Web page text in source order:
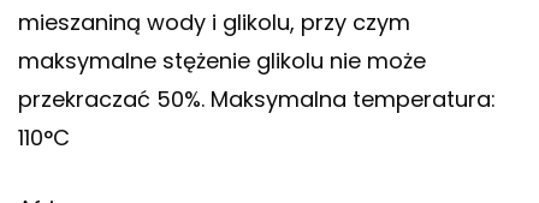
mieszaniną wody i glikolu, przy czym
maksymalne stężenie glikolu nie może
przekraczać 50%. Maksymalna temperatura:
110°C